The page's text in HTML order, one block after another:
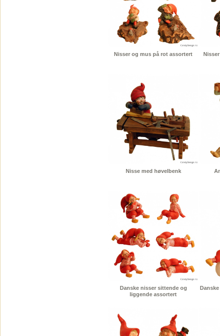
Nisser og mus på rot assortert
Nisse med høvelbenk
Danske nisser sittende og
liggende assortert